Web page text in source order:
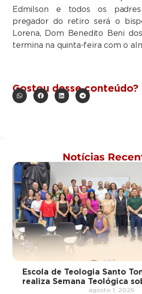
Edmilson e todos os
pregador do retiro será o
Lorena, Dom Benedito Beni
termina na quinta-feira com o
Gostou desse conteúdo?
Notícias
Escola de Teologia Santo
realiza Semana Teológica
agosto 1, 2026